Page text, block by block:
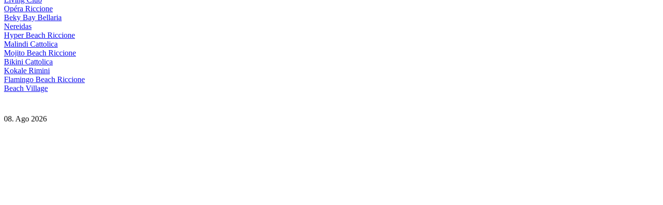
Opéra Riccione
Beky Bay Bellaria
Nereidas
Hyper Beach Riccione
Malindi Cattolica
Mojito Beach Riccione
Bikini Cattolica
Kokale Rimini
Flamingo Beach Riccione
Beach Village
08. Ago 2026